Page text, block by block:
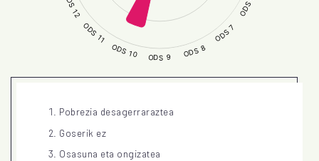
Pobrezia desagerraraztea
Goserik ez
Osasuna eta ongizatea